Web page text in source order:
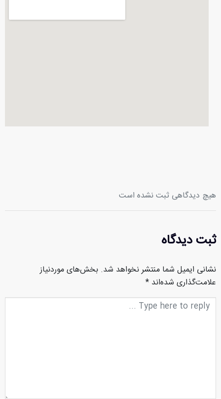
هیچ دیدگاهی ثبت نشده است
ثبت دیدگاه
نشانی ایمیل شما منتشر نخواهد شد. بخش‌های موردنیاز
علامت‌گذاری شده‌اند *
متن